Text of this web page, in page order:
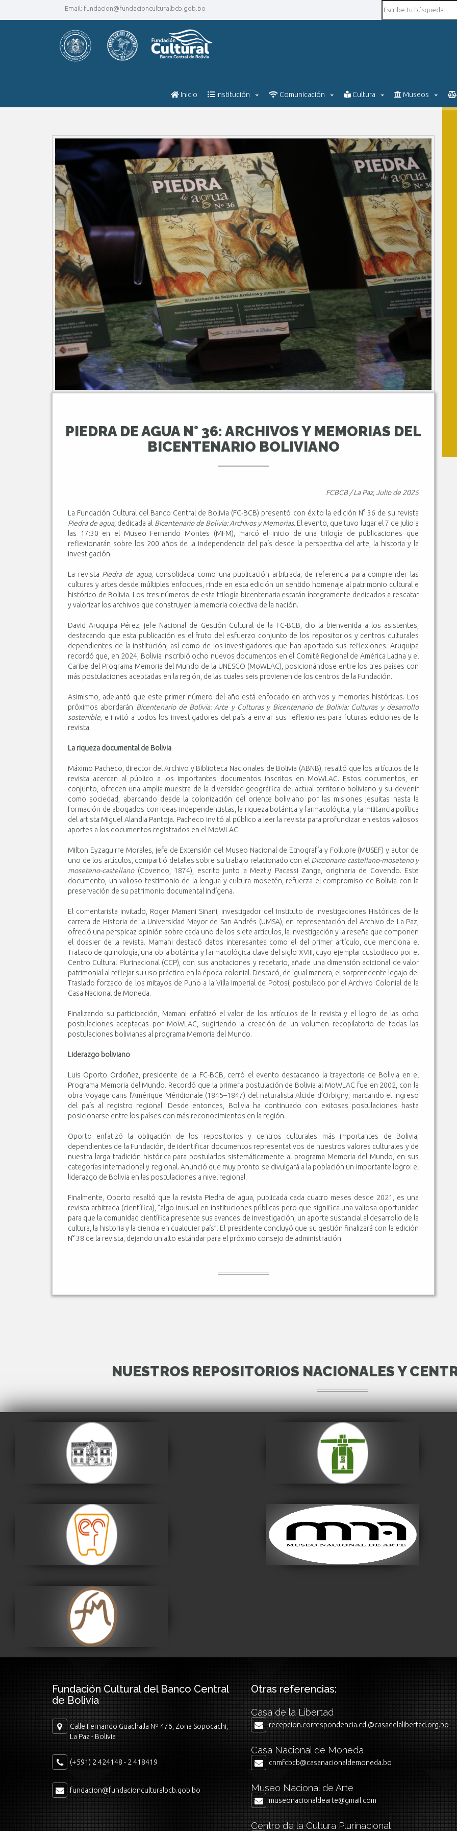
Email: fundacion@fundacionculturalbcb.gob.bo
Inicio Institución Comunicación Cultura Museos
PIEDRA DE AGUA N° 36: ARCHIVOS Y MEMORIAS DEL
BICENTENARIO BOLIVIANO
FCBCB / La Paz, Julio de 2025
La Fundación Cultural del Banco Central de Bolivia (FC-BCB) presentó con éxito la edición N° 36 de su revista
Piedra de agua, dedicada al Bicentenario de Bolivia: Archivos y Memorias. El evento, que tuvo lugar el 7 de julio a
las 17:30 en el Museo Fernando Montes (MFM), marcó el inicio de una trilogía de publicaciones que
reflexionarán sobre los 200 años de la independencia del país desde la perspectiva del arte, la historia y la
investigación.
La revista Piedra de agua, consolidada como una publicación arbitrada, de referencia para comprender las
culturas y artes desde múltiples enfoques, rinde en esta edición un sentido homenaje al patrimonio cultural e
histórico de Bolivia. Los tres números de esta trilogía bicentenaria estarán íntegramente dedicados a rescatar
y valorizar los archivos que construyen la memoria colectiva de la nación.
David Aruquipa Pérez, jefe Nacional de Gestión Cultural de la FC-BCB, dio la bienvenida a los asistentes,
destacando que esta publicación es el fruto del esfuerzo conjunto de los repositorios y centros culturales
dependientes de la institución, así como de los investigadores que han aportado sus reflexiones. Aruquipa
recordó que, en 2024, Bolivia inscribió ocho nuevos documentos en el Comité Regional de América Latina y el
Caribe del Programa Memoria del Mundo de la UNESCO (MoWLAC), posicionándose entre los tres países con
más postulaciones aceptadas en la región, de las cuales seis provienen de los centros de la Fundación.
Asimismo, adelantó que este primer número del año está enfocado en archivos y memorias históricas. Los
próximos abordarán Bicentenario de Bolivia: Arte y Culturas y Bicentenario de Bolivia: Culturas y desarrollo
sostenible, e invitó a todos los investigadores del país a enviar sus reflexiones para futuras ediciones de la
revista.
La riqueza documental de Bolivia
Máximo Pacheco, director del Archivo y Biblioteca Nacionales de Bolivia (ABNB), resaltó que los artículos de la
revista acercan al público a los importantes documentos inscritos en MoWLAC. Estos documentos, en
conjunto, ofrecen una amplia muestra de la diversidad geográfica del actual territorio boliviano y su devenir
como sociedad, abarcando desde la colonización del oriente boliviano por las misiones jesuitas hasta la
formación de abogados con ideas independentistas, la riqueza botánica y farmacológica, y la militancia política
del artista Miguel Alandia Pantoja. Pacheco invitó al público a leer la revista para profundizar en estos valiosos
aportes a los documentos registrados en el MoWLAC.
Milton Eyzaguirre Morales, jefe de Extensión del Museo Nacional de Etnografía y Folklore (MUSEF) y autor de
uno de los artículos, compartió detalles sobre su trabajo relacionado con el Diccionario castellano-moseteno y
moseteno-castellano (Covendo, 1874), escrito junto a Meztly Pacassi Zanga, originaria de Covendo. Este
documento, un valioso testimonio de la lengua y cultura mosetén, refuerza el compromiso de Bolivia con la
preservación de su patrimonio documental indígena.
El comentarista invitado, Roger Mamani Siñani, investigador del Instituto de Investigaciones Históricas de la
carrera de Historia de la Universidad Mayor de San Andrés (UMSA), en representación del Archivo de La Paz,
ofreció una perspicaz opinión sobre cada uno de los siete artículos, la investigación y la reseña que componen
el dossier de la revista. Mamani destacó datos interesantes como el del primer artículo, que menciona el
Tratado de quinología, una obra botánica y farmacológica clave del siglo XVIII, cuyo ejemplar custodiado por el
Centro Cultural Plurinacional (CCP), con sus anotaciones y recetario, añade una dimensión adicional de valor
patrimonial al reflejar su uso práctico en la época colonial. Destacó, de igual manera, el sorprendente legajo del
Traslado forzado de los mitayos de Puno a la Villa Imperial de Potosí, postulado por el Archivo Colonial de la
Casa Nacional de Moneda.
Finalizando su participación, Mamani enfatizó el valor de los artículos de la revista y el logro de las ocho
postulaciones aceptadas por MoWLAC, sugiriendo la creación de un volumen recopilatorio de todas las
postulaciones bolivianas al programa Memoria del Mundo.
Liderazgo boliviano
Luis Oporto Ordoñez, presidente de la FC-BCB, cerró el evento destacando la trayectoria de Bolivia en el
Programa Memoria del Mundo. Recordó que la primera postulación de Bolivia al MoWLAC fue en 2002, con la
obra Voyage dans l’Amérique Méridionale (1845–1847) del naturalista Alcide d’Orbigny, marcando el ingreso
del país al registro regional. Desde entonces, Bolivia ha continuado con exitosas postulaciones hasta
posicionarse entre los países con más reconocimientos en la región.
Oporto enfatizó la obligación de los repositorios y centros culturales más importantes de Bolivia,
dependientes de la Fundación, de identificar documentos representativos de nuestros valores culturales y de
nuestra larga tradición histórica para postularlos sistemáticamente al programa Memoria del Mundo, en sus
categorías internacional y regional. Anunció que muy pronto se divulgará a la población un importante logro: el
liderazgo de Bolivia en las postulaciones a nivel regional.
Finalmente, Oporto resaltó que la revista Piedra de agua, publicada cada cuatro meses desde 2021, es una
revista arbitrada (científica), “algo inusual en instituciones públicas pero que significa una valiosa oportunidad
para que la comunidad científica presente sus avances de investigación, un aporte sustancial al desarrollo de la
cultura, la historia y la ciencia en cualquier país”. El presidente concluyó que su gestión finalizará con la edición
N° 38 de la revista, dejando un alto estándar para el próximo consejo de administración.
NUESTROS REPOSITORIOS NACIONALES Y
Casa de la Libertad
Visitar
Casa Nacional de
Moneda
Visitar
Museo Nacional de
Etnografía y Folklore
Visitar
Museo Nacional de
Arte
Museo Fernando
Montes
Fundación Cultural del Banco Central
de Bolivia
Calle Fernando Guachalla Nº 476, Zona Sopocachi,
La Paz - Bolivia
(+591) 2 424148 - 2 418419
fundacion@fundacionculturalbcb.gob.bo
Otras referencias:
Casa de la Libertad
recepcion.correspondencia.cdl@casadelalibertad.org.bo
Casa Nacional de Moneda
cnmfcbcb@casanacionaldemoneda.bo
Museo Nacional de Arte
museonacionaldearte@gmail.com
Centro de la Cultura Plurinacional